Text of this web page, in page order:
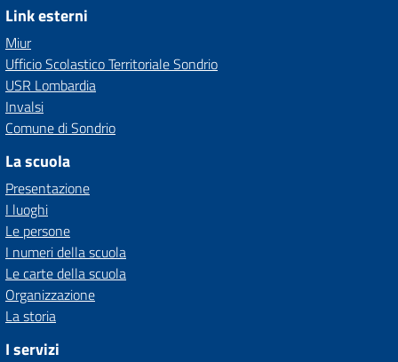
Link esterni
Miur
Ufficio Scolastico Territoriale Sondrio
USR Lombardia
Invalsi
Comune di Sondrio
La scuola
Presentazione
I luoghi
Le persone
I numeri della scuola
Le carte della scuola
Organizzazione
La storia
I servizi